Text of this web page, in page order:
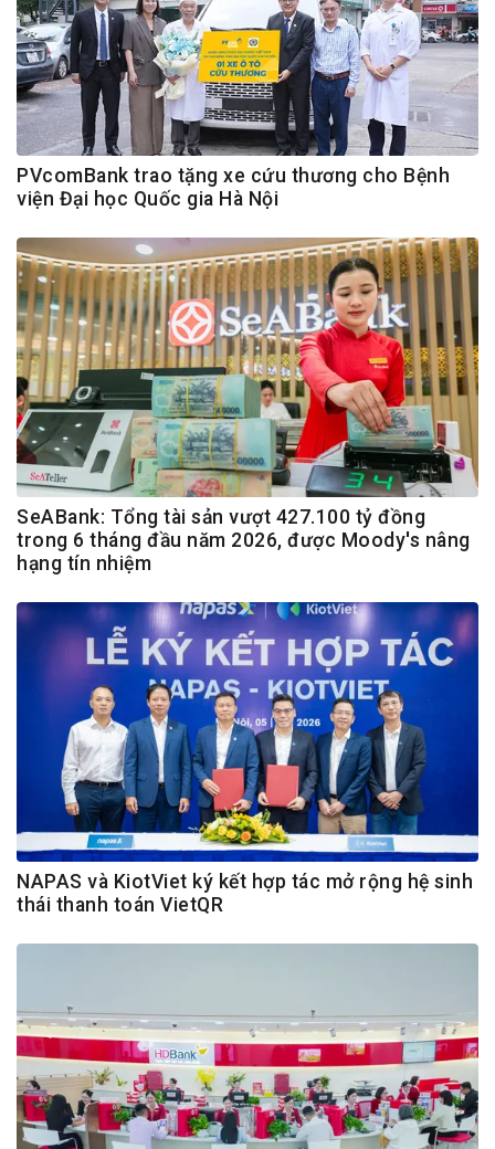
PVcomBank trao tặng xe cứu thương cho Bệnh
viện Đại học Quốc gia Hà Nội
SeABank: Tổng tài sản vượt 427.100 tỷ đồng
trong 6 tháng đầu năm 2026, được Moody's nâng
hạng tín nhiệm
NAPAS và KiotViet ký kết hợp tác mở rộng hệ sinh
thái thanh toán VietQR